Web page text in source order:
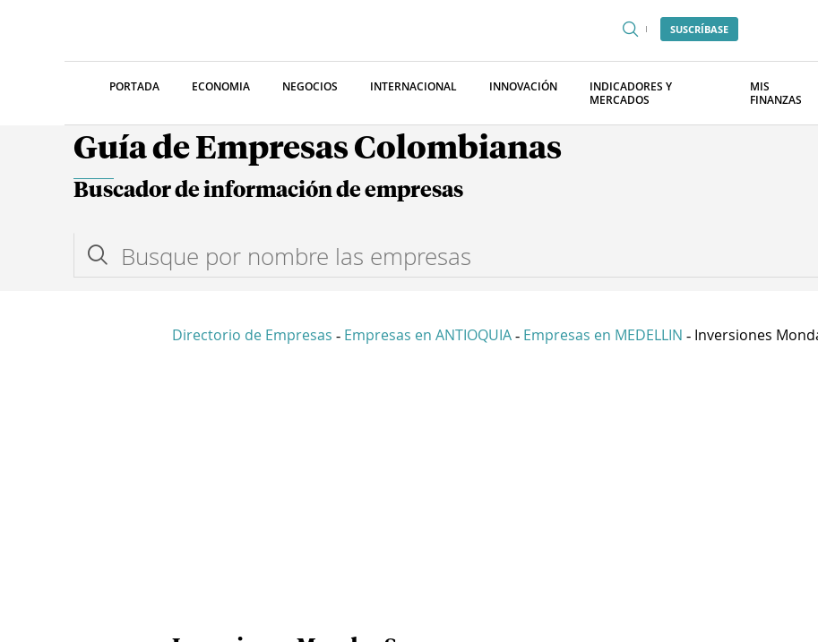
SUSCRÍBASE
PORTADA ECONOMIA NEGOCIOS INTERNACIONAL INNOVACIÓN
INDICADORES Y
MERCADOS
MIS
FINANZAS
Guía de Empresas Colombianas
Buscador de información de empresas
Directorio de Empresas - Empresas en ANTIOQUIA - Empresas en MEDELLIN - Inversiones